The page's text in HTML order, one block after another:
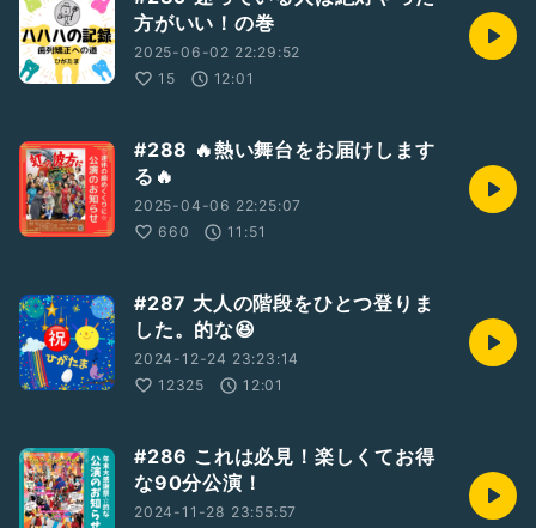
方がいい！の巻
2025-06-02 22:29:52
15
12:01
#288 🔥熱い舞台をお届けします
る🔥
2025-04-06 22:25:07
660
11:51
#287 大人の階段をひとつ登りま
した。的な😆
2024-12-24 23:23:14
12325
12:01
#286 これは必見！楽しくてお得
な90分公演！
2024-11-28 23:55:57